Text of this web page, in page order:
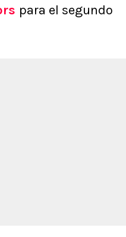
para el segundo